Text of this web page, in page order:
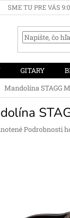
SME TU PRE VÁS
GITARY
Mandolína STAGG
Podrobnosti